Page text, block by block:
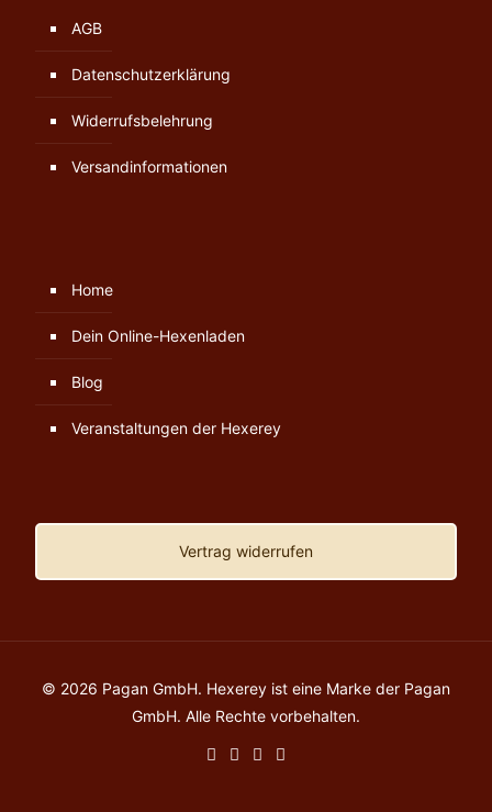
AGB
Datenschutzerklärung
Widerrufsbelehrung
Versandinformationen
Home
Dein Online-Hexenladen
Blog
Veranstaltungen der Hexerey
Vertrag widerrufen
© 2026 Pagan GmbH. Hexerey ist eine Marke der Pagan
GmbH. Alle Rechte vorbehalten.